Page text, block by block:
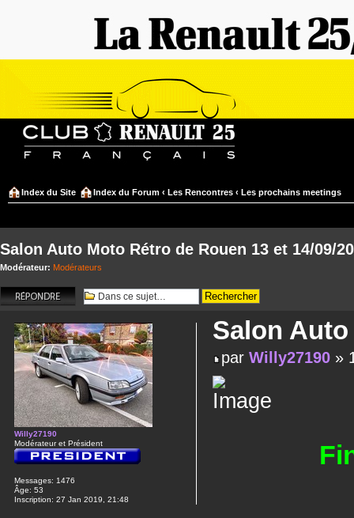
Index du Site Index du Forum ‹ Les Rencontres ‹ Les prochains meetings
Salon Auto Moto Rétro de Rouen 13 et 14/09/
Modérateur: Modérateurs
Répondre
Salon Auto
parWilly27190 »
Willy27190
Modérateur et Président
Messages: 1476
Âge: 53
Inscription: 27 Jan 2019, 21:48